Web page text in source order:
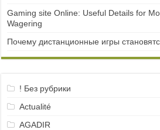
Gaming site Online: Useful Details for
Wagering
Почему дистанционные игры
! Без рубрики
Actualité
AGADIR